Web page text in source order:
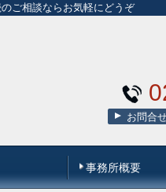
ご相談ならお気軽にどうぞ
お問合
事務所概要